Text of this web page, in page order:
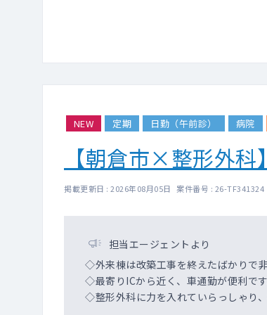
NEW 定期 日勤（午前診） 病院
【朝倉市×整形外
掲載更新日 : 2026年08月05日 案件番号 : 26-TF341324
担当エージェントより
◇外来棟は改築工事を終えたばかりで非
◇最寄りICから近く、車通勤が便利で
◇整形外科に力を入れていらっしゃり